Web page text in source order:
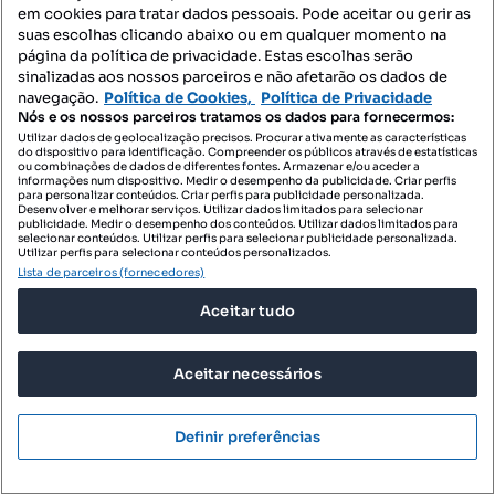
em cookies para tratar dados pessoais. Pode aceitar ou gerir as
suas escolhas clicando abaixo ou em qualquer momento na
página da política de privacidade. Estas escolhas serão
sinalizadas aos nossos parceiros e não afetarão os dados de
navegação. Política de Cookies, Política de Privacidade
Nós e os nossos parceiros tratamos os dados para fornecermos:
Utilizar dados de geolocalização precisos. Procurar ativamente as características
do dispositivo para identificação. Compreender os públicos através de estatísticas
ou combinações de dados de diferentes fontes. Armazenar e/ou aceder a
informações num dispositivo. Medir o desempenho da publicidade. Criar perfis
para personalizar conteúdos. Criar perfis para publicidade personalizada.
Desenvolver e melhorar serviços. Utilizar dados limitados para selecionar
publicidade. Medir o desempenho dos conteúdos. Utilizar dados limitados para
selecionar conteúdos. Utilizar perfis para selecionar publicidade personalizada.
Utilizar perfis para selecionar conteúdos personalizados.
Lista de parceiros (fornecedores)
Aceitar tudo
Aceitar necessários
Definir preferências